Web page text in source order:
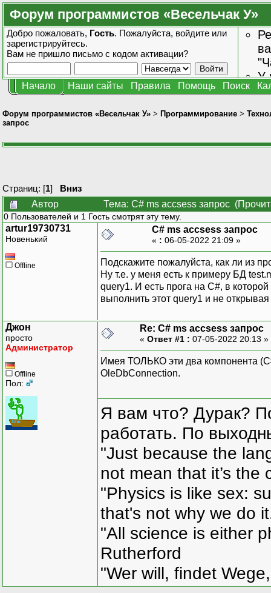
Форум программистов «Весельчак У»
Добро пожаловать, Гость. Пожалуйста, войдите или
зарегистрируйтесь.
Вам не пришло письмо с кодом активации?
У
Начало Наши сайты Правила Помощь Поиск
Форум программистов «Весельчак У» > Программирование >
запрос
Страниц: [1] Вниз
Автор
Тема: C# ms accsess запрос
0 Пользователей и 1 Гость смотрят эту тему.
artur19730731
Новенький
Offline
C# ms accsess запрос
« : 06-05-2022 21:09 »
Подскажите пожалуйста, как ли из
Ну т.е. у меня есть к примеру БД
query1. И есть прога на C#, в
выполнить этот query1 и не
Джон
просто
Администратор
Offline
Пол:
Re: C# ms accsess запрос
« Ответ #1 : 07-05-2022 20:13 »
Имея ТОЛЬКО эти два компонента
OleDbConnection.
Я вам что? Дурак?
работать. По
"Just because the
not mean that it’s the
"Physics is like sex:
that's not why we do
"All science is either
Rutherford
"Wer will, findet